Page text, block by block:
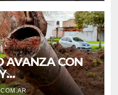
AVANZA CON
DE